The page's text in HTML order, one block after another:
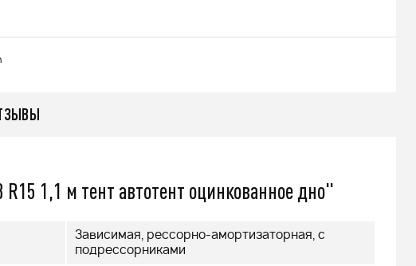
ЛИДЕР АДЕ
1,1 м тент автотент оцинкованное дно"
Зависимая, рессорно-амортизаторная, с
подрессорниками